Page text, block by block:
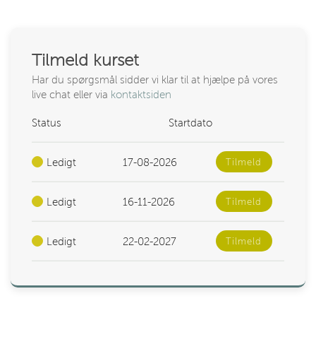
Tilmeld kurset
Har du spørgsmål sidder vi klar til at hjælpe på vores
live chat eller via kontaktsiden
Status Startdato
Ledigt 17-08-2026 Tilmeld
Ledigt 16-11-2026 Tilmeld
Ledigt 22-02-2027 Tilmeld